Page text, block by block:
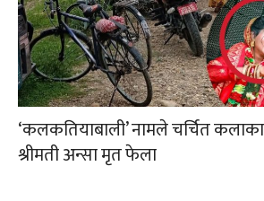
‘कलकतियाबाली’ नामले चर्चित
श्रीमती अन्सा मृत फेला